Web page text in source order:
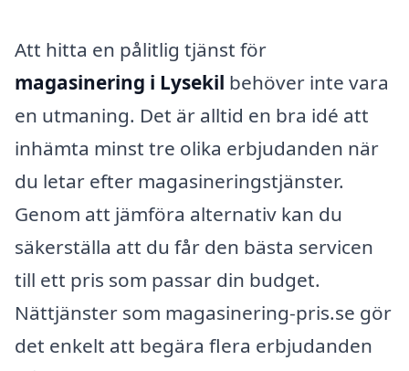
Att hitta en pålitlig tjänst för
magasinering i Lysekil behöver inte vara
en utmaning. Det är alltid en bra idé att
inhämta minst tre olika erbjudanden när
du letar efter magasineringstjänster.
Genom att jämföra alternativ kan du
säkerställa att du får den bästa servicen
till ett pris som passar din budget.
Nättjänster som magasinering-pris.se gör
det enkelt att begära flera erbjudanden